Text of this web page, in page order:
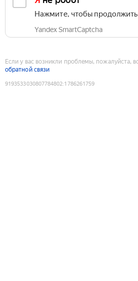
Нажмите, чтобы продолжить
Yandex SmartCaptcha
Если у вас возникли проблемы, пожалуйста,
обратной связи
9193533030807784802:1786261759